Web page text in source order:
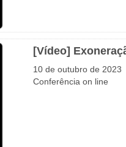
[Vídeo]
10 de outubro de 2023
Conferência on line